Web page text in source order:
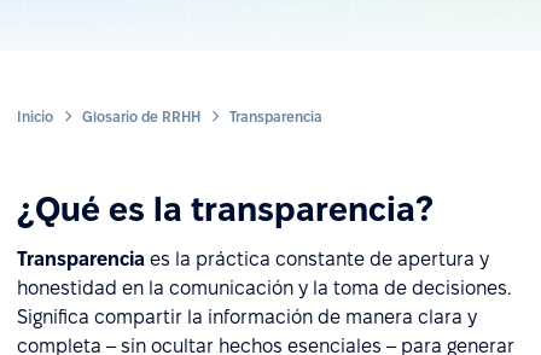
Inicio Glosario de RRHH Transparencia
¿Qué es la transparencia?
Transparencia es la práctica constante de apertura y
honestidad en la comunicación y la toma de decisiones.
Significa compartir la información de manera clara y
completa – sin ocultar hechos esenciales – para generar